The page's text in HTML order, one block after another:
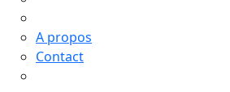
A propos
Contact